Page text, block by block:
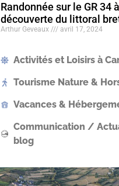
Randonnée sur le GR 34
découverte du littoral
Arthur Geveaux avril 17, 2024
Activités et Loisirs à
Tourisme Nature &
Vacances &
Communication /
blog